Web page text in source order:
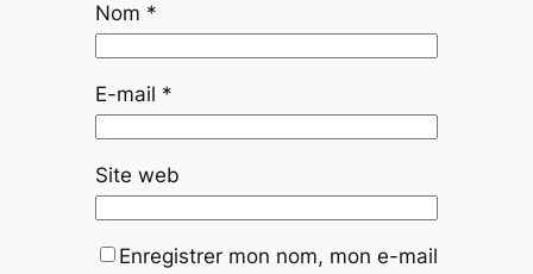
Nom *
E-mail *
Site web
Enregistrer mon nom, mon e-mail